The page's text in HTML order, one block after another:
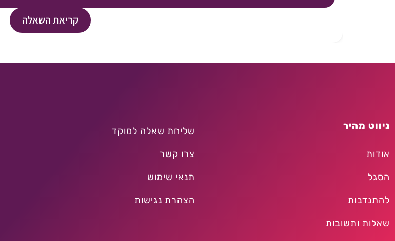
קריאת השאלה
ניווט מהיר
אודות
הסגל
להתנדבות
שאלות ותשובות
שליחת שאלה למוקד
צרו קשר
תנאי שימוש
הצהרת נגישות